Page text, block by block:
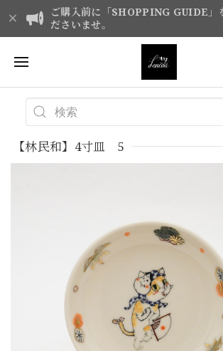
ご購入前に「SHOPPING GUIDE」
ださいませ。
【林民和】4寸皿 5